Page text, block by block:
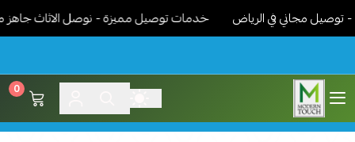
مجاني في الرياض خدمات توصيل مميزة - نوصل الاثاث جاهز
اثاث مودرن لمسة عصرية
0